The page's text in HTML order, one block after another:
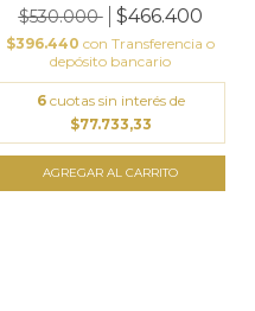
$530.000
$466.400
$396.440 con Transferencia o
depósito bancario
6 cuotas sin interés de
$77.733,33